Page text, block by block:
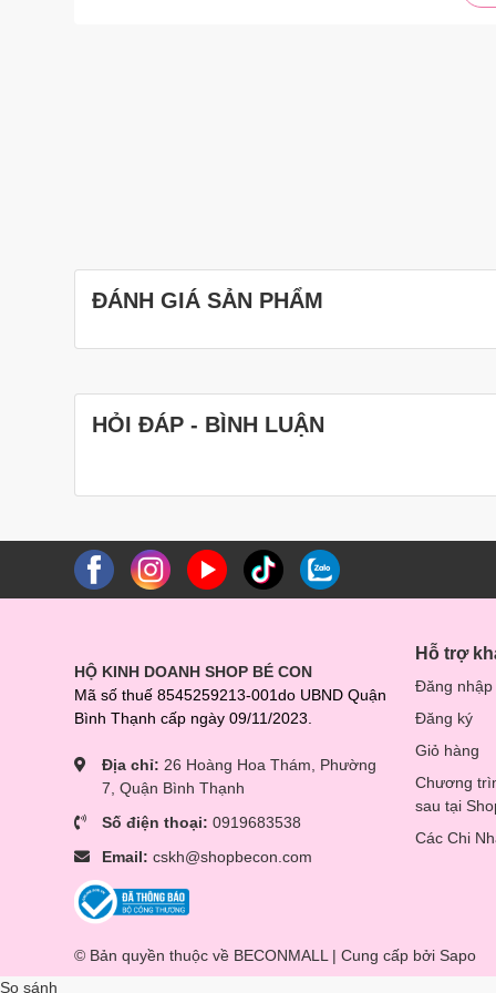
ĐÁNH GIÁ SẢN PHẨM
HỎI ĐÁP - BÌNH LUẬN
HỘ KINH DOANH SHOP BÉ CON
Mã số thuế 8545259213-001do UBND Quận
Bình Thạnh cấp ngày 09/11/2023.
Địa chỉ: 26 Hoàng Hoa Thám, Phường
7, Quận Bình Thạnh
Số điện thoại: 0919683538
Email: cskh@shopbecon.com
Hỗ trợ
Đăng nhập
Đăng ký
Giỏ hàng
Chương
sau tại
Các Chi
© Bản quyền thuộc về BECONMALL | Cung cấp bởi Sapo
So sánh